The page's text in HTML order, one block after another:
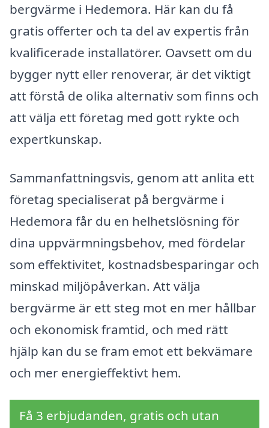
bergvärme i Hedemora. Här kan du få
gratis offerter och ta del av expertis från
kvalificerade installatörer. Oavsett om du
bygger nytt eller renoverar, är det viktigt
att förstå de olika alternativ som finns och
att välja ett företag med gott rykte och
expertkunskap.
Sammanfattningsvis, genom att anlita ett
företag specialiserat på bergvärme i
Hedemora får du en helhetslösning för
dina uppvärmningsbehov, med fördelar
som effektivitet, kostnadsbesparingar och
minskad miljöpåverkan. Att välja
bergvärme är ett steg mot en mer hållbar
och ekonomisk framtid, och med rätt
hjälp kan du se fram emot ett bekvämare
och mer energieffektivt hem.
Få 3 erbjudanden, gratis och utan